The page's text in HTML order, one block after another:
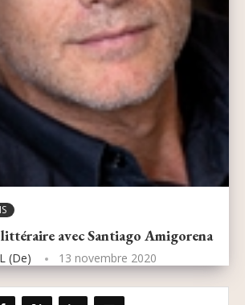
avec Santiago Amigorena
(de) 13 novembre 2020